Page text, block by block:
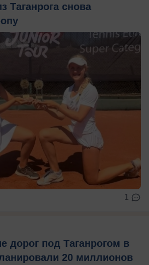
Таганрога снова
1
дорог под Таганрогом в
20 миллионов